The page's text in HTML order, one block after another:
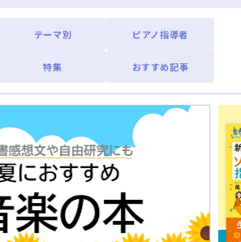
ン
テーマ別 ピアノ指導者
特集 おすすめ記事